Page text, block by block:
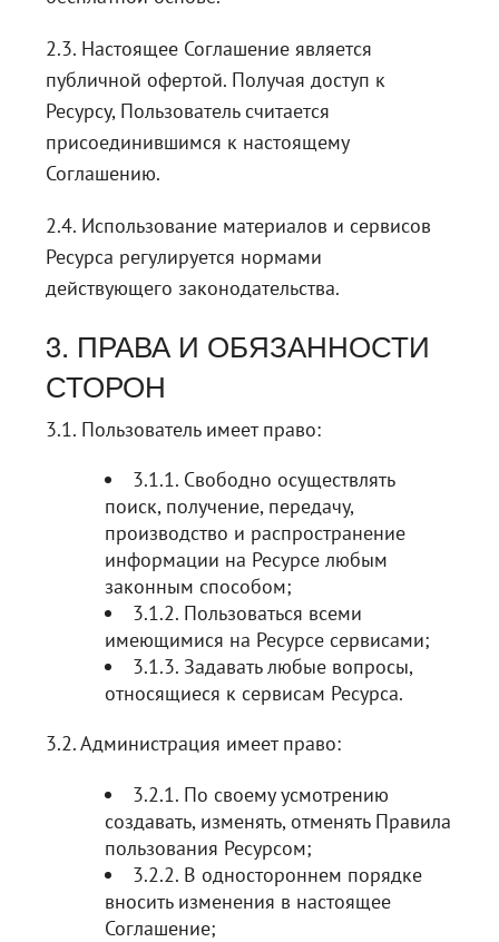
2.3. Настоящее Соглашение является
публичной офертой. Получая доступ к
Ресурсу, Пользователь считается
присоединившимся к настоящему
Соглашению.
2.4. Использование материалов и сервисов
Ресурса регулируется нормами
действующего законодательства.
3. ПРАВА И ОБЯЗАННОСТИ
СТОРОН
3.1. Пользователь имеет право:
3.1.1. Cвободно осуществлять
поиск, получение, передачу,
производство и распространение
информации на Ресурсе любым
законным способом;
3.1.2. Пользоваться всеми
имеющимися на Ресурсе сервисами;
3.1.3. Задавать любые вопросы,
относящиеся к сервисам Ресурса.
3.2. Администрация имеет право:
3.2.1. По своему усмотрению
создавать, изменять, отменять Правила
пользования Ресурсом;
3.2.2. В одностороннем порядке
вносить изменения в настоящее
Соглашение;